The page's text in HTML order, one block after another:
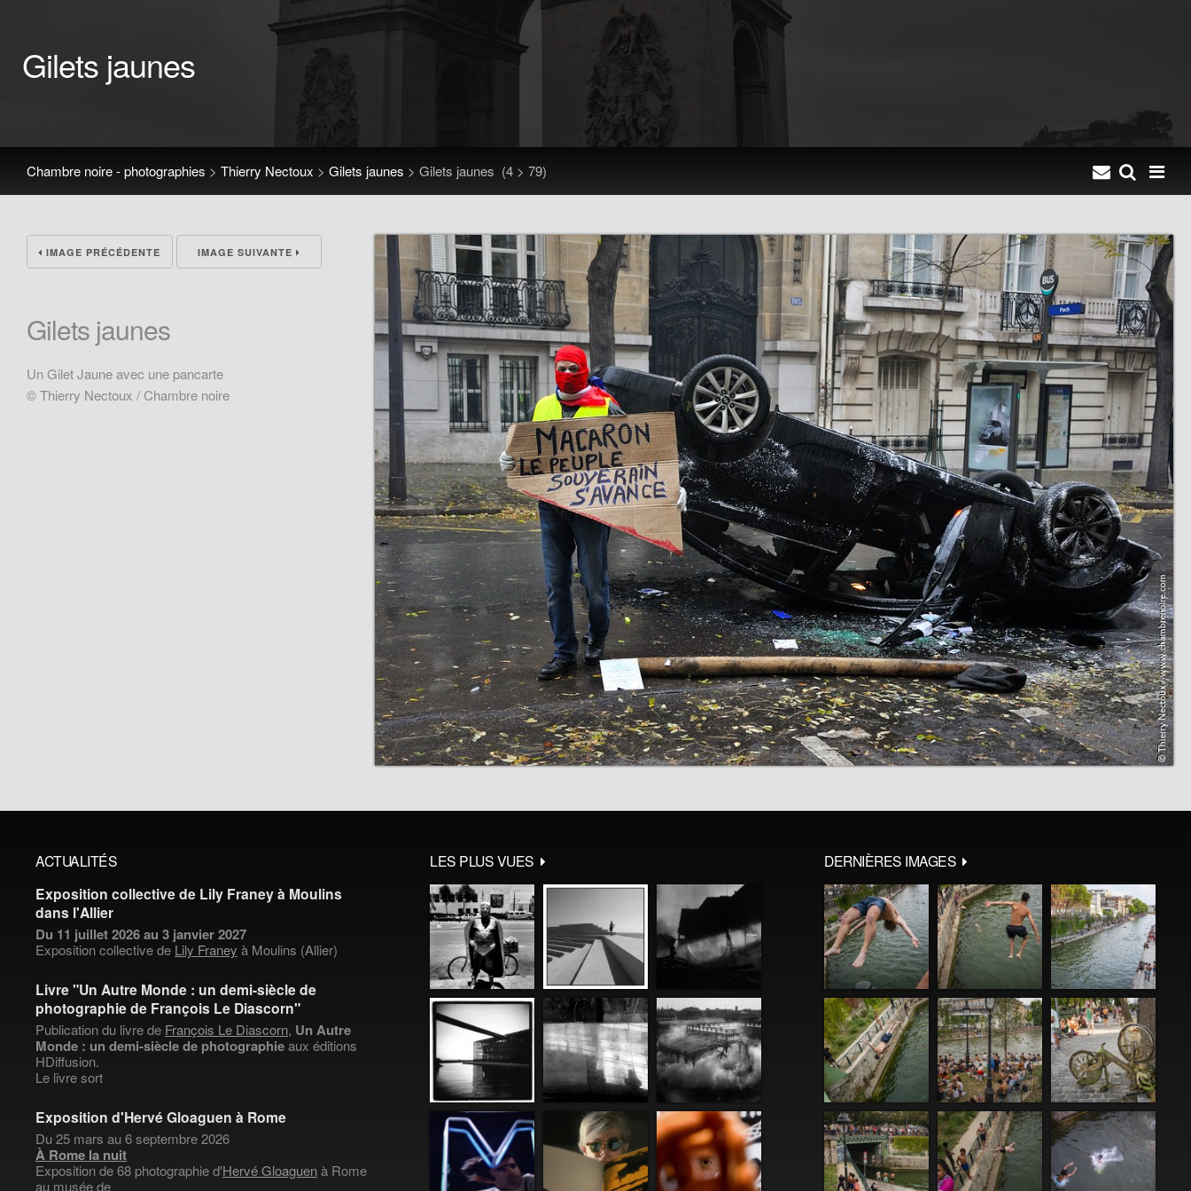
Gilets jaunes
Chambre noire - photographies > Thierry Nectoux > Gilets jaunes > Gilets jaunes (4 > 79)
IMAGE PRÉCÉDENTE IMAGE SUIVANTE
Gilets jaunes
Un Gilet Jaune avec une pancarte
© Thierry Nectoux / Chambre noire
ACTUALITÉS
Exposition collective de Lily Franey à Moulins
dans l'Allier
Du 11 juillet 2026 au 3 janvier 2027
Exposition collective de Lily Franey à Moulins (Allier)
Livre "Un Autre Monde : un demi-siècle de
photographie de François Le Diascorn"
Publication du livre de François Le Diascorn, Un Autre
Monde : un demi-siècle de photographieaux éditions
HDiffusion.
Le livre sort
Exposition d'Hervé Gloaguen à Rome
Du 25 mars au 6 septembre 2026
À Rome la nuit
Exposition de 68 photographie d'Hervé Gloaguenà Rome
au musée de
LES PLUS VUES DERNIÈRES IMAGES